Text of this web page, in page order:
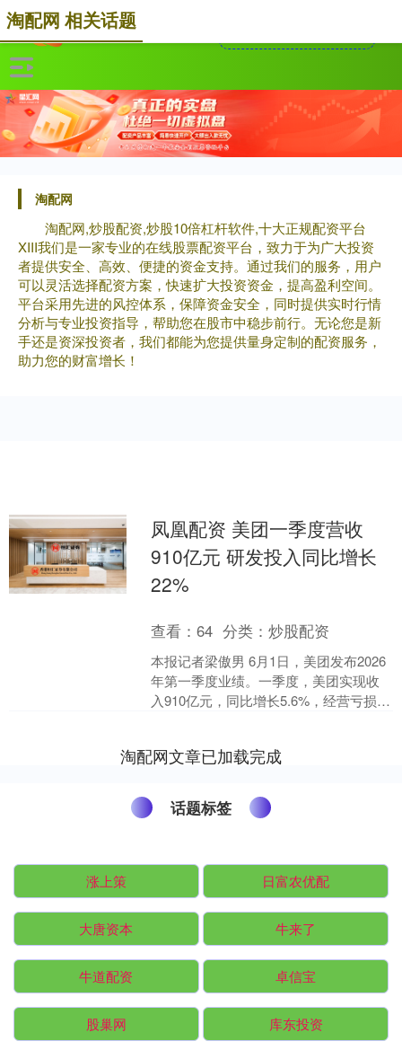
淘配网
淘配网,炒股配资,炒股10倍杠杆软件,十大正规配资平台
XIII‌我们是一家专业的在线股票配资平台，致力于为广大投资
者提供安全、高效、便捷的资金支持。通过我们的服务，用户
可以灵活选择配资方案，快速扩大投资资金，提高盈利空间。
平台采用先进的风控体系，保障资金安全，同时提供实时行情
分析与专业投资指导，帮助您在股市中稳步前行。无论您是新
手还是资深投资者，我们都能为您提供量身定制的配资服务，
助力您的财富增长！
淘配网 相关话题
凤凰配资 美团一季度营收
910亿元 研发投入同比增长
22%
查看：64 分类：炒股配资
本报记者梁傲男 6月1日，美团发布2026
年第一季度业绩。一季度，美团实现收
入910亿元，同比增长5.6%，经营亏损由
淘配网文章已加载完成
话题标签
涨上策 日富农优配
大唐资本 牛来了
牛道配资 卓信宝
股巢网 库东投资